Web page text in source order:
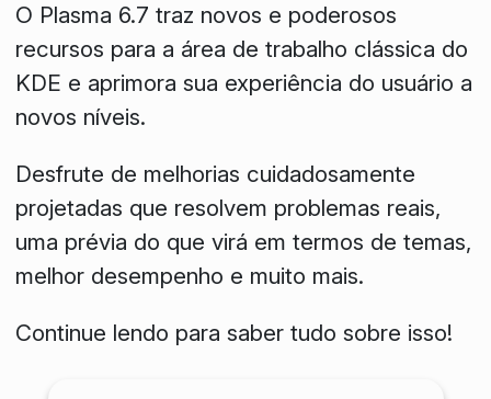
O Plasma 6.7 traz novos e poderosos
recursos para a área de trabalho clássica do
KDE e aprimora sua experiência do usuário a
novos níveis.
Desfrute de melhorias cuidadosamente
projetadas que resolvem problemas reais,
uma prévia do que virá em termos de temas,
melhor desempenho e muito mais.
Continue lendo para saber tudo sobre isso!